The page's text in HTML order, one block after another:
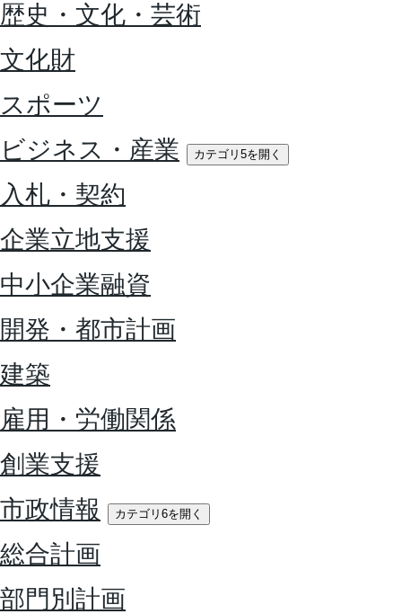
歴史・文化・芸術
文化財
スポーツ
ビジネス・産業
カテゴリ5を開く
入札・契約
企業立地支援
中小企業融資
開発・都市計画
建築
雇用・労働関係
創業支援
市政情報
カテゴリ6を開く
総合計画
部門別計画